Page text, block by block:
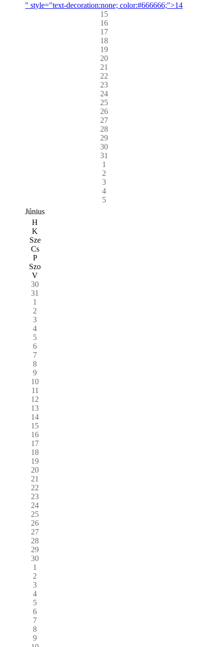
" style="text-decoration:none; color:#666666;">14
15
16
17
18
19
20
21
22
23
24
25
26
27
28
29
30
31
1
2
3
4
5
Június
H
K
Sze
Cs
P
Szo
V
30
31
1
2
3
4
5
6
7
8
9
10
11
12
13
14
15
16
17
18
19
20
21
22
23
24
25
26
27
28
29
30
1
2
3
4
5
6
7
8
9